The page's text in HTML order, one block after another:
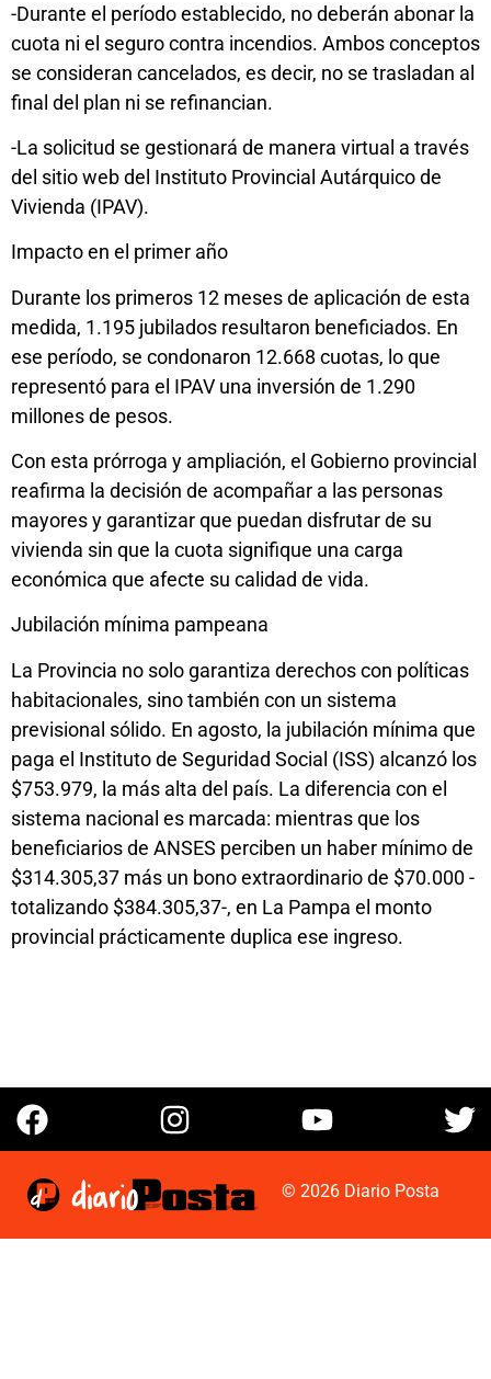
-Durante el período establecido, no deberán abonar la
cuota ni el seguro contra incendios. Ambos conceptos
se consideran cancelados, es decir, no se trasladan al
final del plan ni se refinancian.
-La solicitud se gestionará de manera virtual a través
del sitio web del Instituto Provincial Autárquico de
Vivienda (IPAV).
Impacto en el primer año
Durante los primeros 12 meses de aplicación de esta
medida, 1.195 jubilados resultaron beneficiados. En
ese período, se condonaron 12.668 cuotas, lo que
representó para el IPAV una inversión de 1.290
millones de pesos.
Con esta prórroga y ampliación, el Gobierno provincial
reafirma la decisión de acompañar a las personas
mayores y garantizar que puedan disfrutar de su
vivienda sin que la cuota signifique una carga
económica que afecte su calidad de vida.
Jubilación mínima pampeana
La Provincia no solo garantiza derechos con políticas
habitacionales, sino también con un sistema
previsional sólido. En agosto, la jubilación mínima que
paga el Instituto de Seguridad Social (ISS) alcanzó los
$753.979, la más alta del país. La diferencia con el
sistema nacional es marcada: mientras que los
beneficiarios de ANSES perciben un haber mínimo de
$314.305,37 más un bono extraordinario de $70.000 -
totalizando $384.305,37-, en La Pampa el monto
provincial prácticamente duplica ese ingreso.
© 2026 Diario Posta